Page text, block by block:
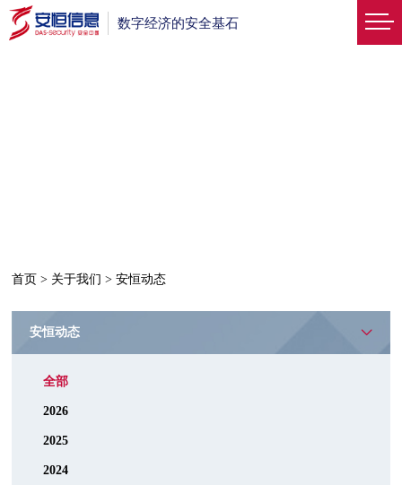
数字经济的安全基石
首页 > 关于我们 >安恒动态
安恒动态
全部
2026
2025
2024